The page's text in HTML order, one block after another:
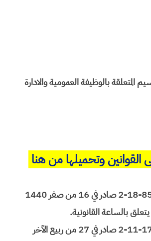
المتعلقة بالوظيفة العمومية والادارة
القوانين وتحميلها من هنا
مرسوم رقم 855-18-2 صادر في 16 من صفر 1440
مرسوم رقم 170-11-2 صادر في 27 من ربيع الآخر